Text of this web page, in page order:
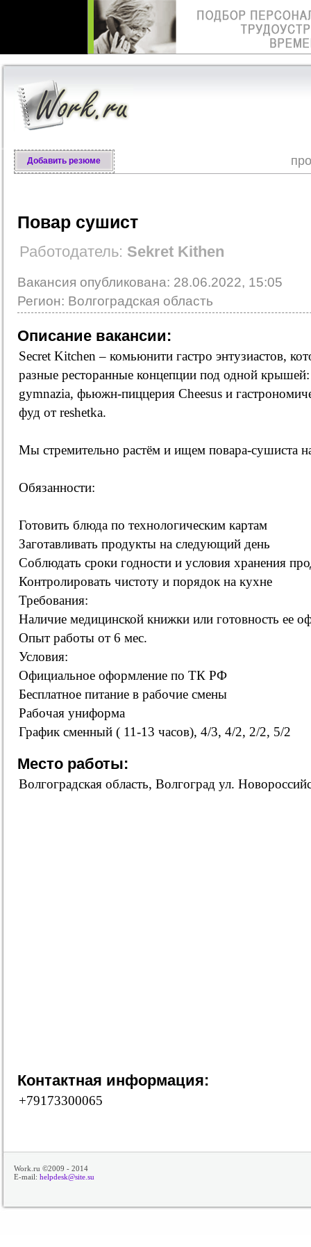
Добавить резюме
Повар сушист
Работодатель: Sekret Kithen
Вакансия опубликована: 28.06.2022, 15:05
Регион: Волгоградская область
Описание вакансии:
Secret Kitchen – комьюнити гастро энтузиастов,
разные ресторанные концепции под одной
gymnazia, фьюжн-пиццерия Cheesus и
фуд от reshetka.
Мы стремительно растём и ищем повара-сушиста
Обязанности:
Готовить блюда по технологическим картам
Заготавливать продукты на следующий день
Соблюдать сроки годности и условия хранения
Контролировать чистоту и порядок на кухне
Требования:
Наличие медицинской книжки или готовность ее
Опыт работы от 6 мес.
Условия:
Официальное оформление по ТК РФ
Бесплатное питание в рабочие смены
Рабочая униформа
График сменный ( 11-13 часов), 4/3, 4/2, 2/2, 5/2
Место работы:
Волгоградская область, Волгоград ул.
Контактная информация:
+79173300065
Work.ru ©2009 - 2014
E-mail: helpdesk@site.su